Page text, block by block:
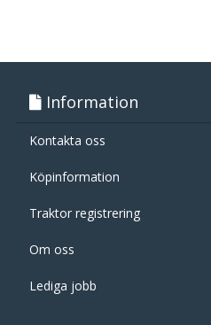
Information
Kontakta oss
Köpinformation
Traktor registrering
Om oss
Lediga jobb